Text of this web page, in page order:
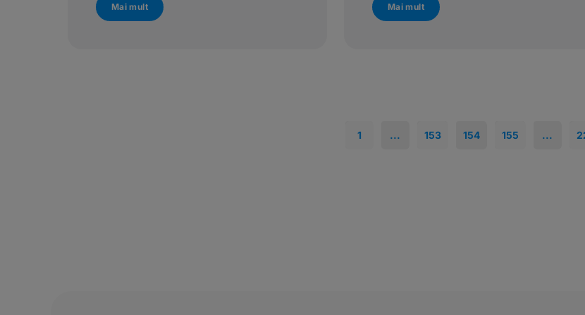
Mai mult Mai mult
1 ... 153 154 155 ...